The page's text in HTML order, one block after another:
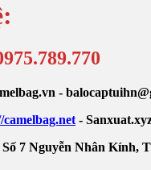
-
camelbag.net -
7 Nguyễn Nhân Kính,